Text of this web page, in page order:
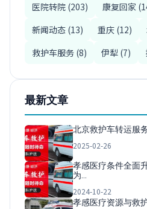
医院转院 (203) 康复回家
新闻动态 (13)
重庆 (12)
救护车服务 (8)
伊犁 (7)
最新文章
北京救护车转运服
2025-02-26
孝感医疗条件全面
为…
2024-10-22
孝感医疗资源与救